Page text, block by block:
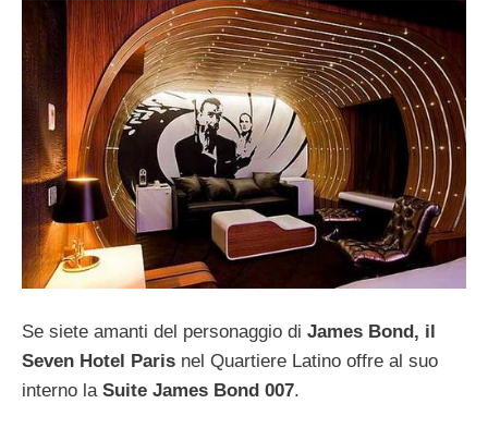
Se siete amanti del personaggio di James Bond, il
Seven Hotel Paris nel Quartiere Latino offre al suo
interno la Suite James Bond 007.